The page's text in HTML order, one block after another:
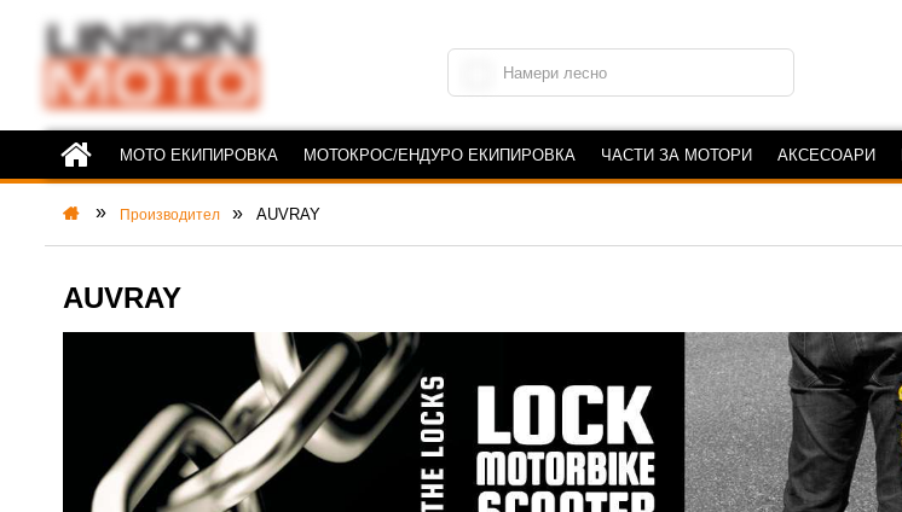
МОТО ЕКИПИРОВКА МОТОКРОС/ЕНДУРО ЕКИПИРОВКА ЧАСТИ ЗА МОТОРИ АКСЕСОАРИ
Производител AUVRAY
AUVRAY